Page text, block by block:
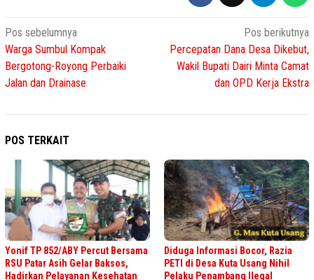
Navigasi
pos
Pos sebelumnya
Warga Sumbul Kompak
Bergotong-Royong Perbaiki
Jalan dan Drainase
Pos berikutnya
Percepatan Dana Desa Dikebut,
Wakil Bupati Dairi Minta Camat
dan OPD Kerja Ekstra
POS TERKAIT
Yonif TP 852/ABY Percut Bersama
RSU Patar Asih Gelar Baksos,
Hadirkan Pelayanan Kesehatan
Diduga Informasi Bocor, Razia
PETI di Desa Kuta Usang Nihil
Pelaku Penambang Ilegal